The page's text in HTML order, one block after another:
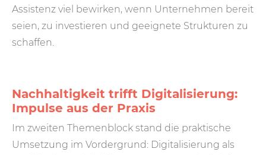
Assistenz viel bewirken, wenn Unternehmen bereit
seien, zu investieren und geeignete Strukturen zu
schaffen.
Nachhaltigkeit trifft Digitalisierung:
Impulse aus der Praxis
Im zweiten Themenblock stand die praktische
Umsetzung im Vordergrund: Digitalisierung als